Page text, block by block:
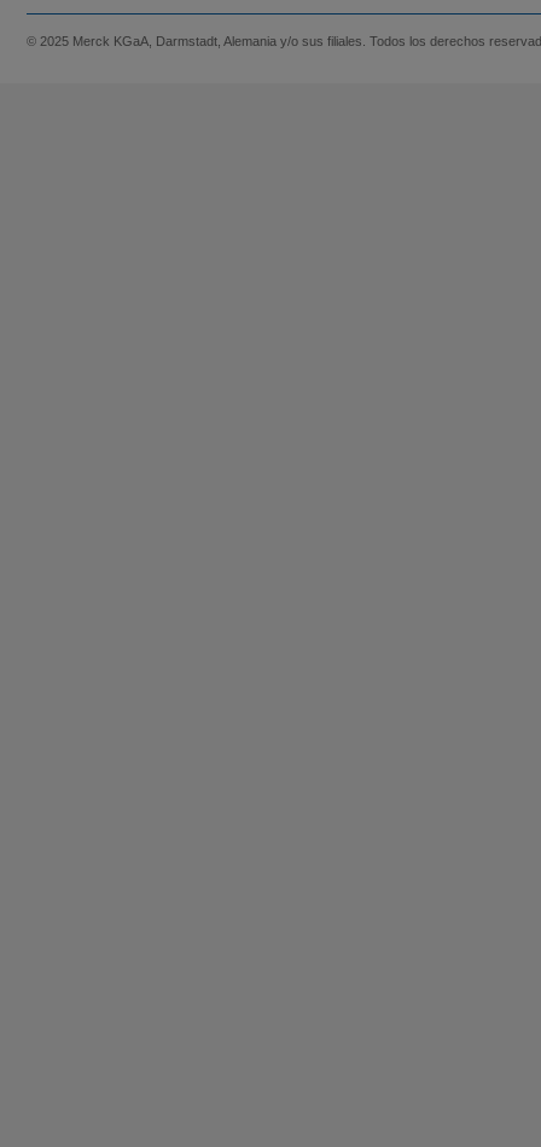
© 2025 Merck KGaA, Darmstadt, Alemania y/o sus filiales. Todos los derechos